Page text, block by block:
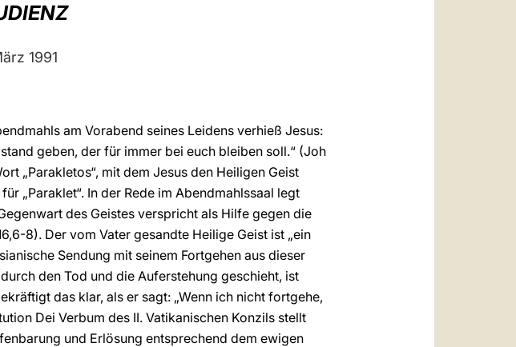
1991
am Vorabend seines Leidens verhieß Jesus:
geben, der für immer bei euch bleiben soll.“ (Joh
„Parakletos“, mit dem Jesus den Heiligen Geist
„Paraklet“. In der Rede im Abendmahlssaal legt
des Geistes verspricht als Hilfe gegen die
8). Der vom Vater gesandte Heilige Geist ist „ein
Sendung mit seinem Fortgehen aus dieser
den Tod und die Auferstehung geschieht, ist
das klar, als er sagt: „Wenn ich nicht fortgehe,
Dei Verbum des II. Vatikanischen Konzils stellt
und Erlösung entsprechend dem ewigen